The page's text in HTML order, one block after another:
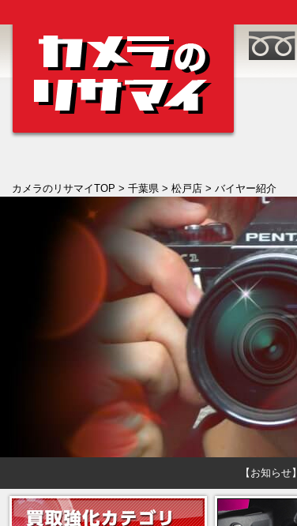
カメラのリサマイTOP > 千葉県> 松戸店> バイヤー紹介
【お知ら